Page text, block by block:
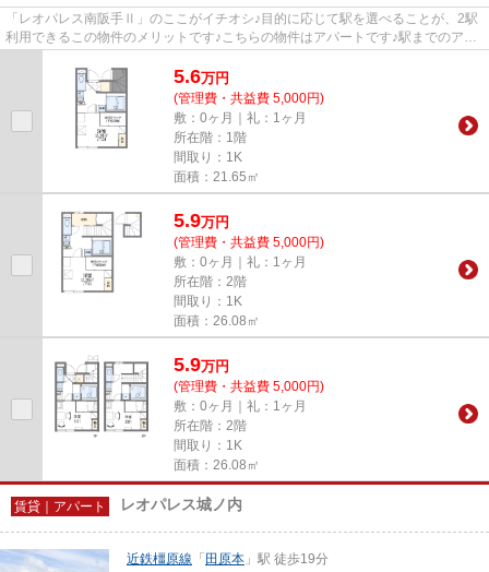
「レオパレス南阪手Ⅱ」のここがイチオシ♪目的に応じて駅を選べることが、2駅
利用できるこの物件のメリットです♪こちらの物件はアパートです♪駅までのアク
5.6万円
(管理費・共益費 5,000円)
敷：0ヶ月｜礼：1ヶ月
所在階：1階
間取り：1K
面積：21.65㎡
5.9万円
(管理費・共益費 5,000円)
敷：0ヶ月｜礼：1ヶ月
所在階：2階
間取り：1K
面積：26.08㎡
5.9万円
(管理費・共益費 5,000円)
敷：0ヶ月｜礼：1ヶ月
所在階：2階
間取り：1K
面積：26.08㎡
賃貸｜アパート レオパレス城ノ内
近鉄橿原線 「 田原本 」駅 徒歩19分